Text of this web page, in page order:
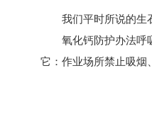
我们平时所说的生
氧化钙防护办法呼吸
它：作业场所禁止吸烟